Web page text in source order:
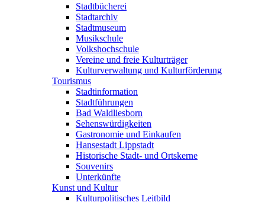
Stadtbücherei
Stadtarchiv
Stadtmuseum
Musikschule
Volkshochschule
Vereine und freie Kulturträger
Kulturverwaltung und Kulturförderung
Tourismus
Stadtinformation
Stadtführungen
Bad Waldliesborn
Sehenswürdigkeiten
Gastronomie und Einkaufen
Hansestadt Lippstadt
Historische Stadt- und Ortskerne
Souvenirs
Unterkünfte
Kunst und Kultur
Kulturpolitisches Leitbild